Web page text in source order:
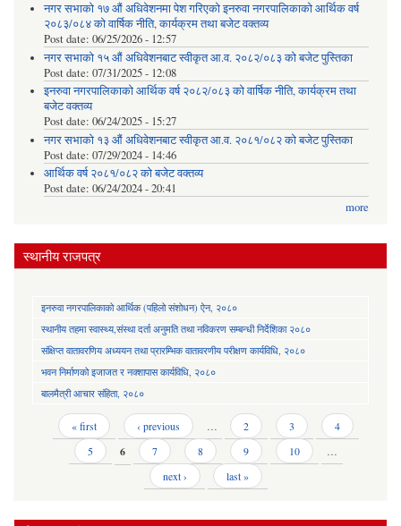
नगर सभाको १७ औं अधिवेशनमा पेश गरिएको इनरुवा नगरपालिकाको आर्थिक वर्ष
२०८३/०८४ को वार्षिक नीति, कार्यक्रम तथा बजेट वक्तव्य
Post date: 06/25/2026 - 12:57
नगर सभाको १५ औं अधिवेशनबाट स्वीकृत आ.व. २०८२/०८३ को बजेट पुस्तिका
Post date: 07/31/2025 - 12:08
इनरुवा नगरपालिकाको आर्थिक वर्ष २०८२/०८३ को वार्षिक नीति, कार्यक्रम तथा
बजेट वक्तव्य
Post date: 06/24/2025 - 15:27
नगर सभाको १३ औं अधिवेशनबाट स्वीकृत आ.व. २०८१/०८२ को बजेट पुस्तिका
Post date: 07/29/2024 - 14:46
आर्थिक वर्ष २०८१/०८२ को बजेट वक्तव्य
Post date: 06/24/2024 - 20:41
more
स्थानीय राजपत्र
इनरुवा नगरपालिकाको आर्थिक (पहिलो संशोधन) ऐन, २०८०
स्थानीय तहमा स्वास्थ्य,संस्था दर्ता अनुमति तथा नविकरण सम्बन्धी निर्देशिका २०८०
संक्षिप्त वातावरणिय अध्ययन तथा प्रारम्भिक वातावरणीय परीक्षण कार्यविधि, २०८०
भवन निर्माणको इजाजत र नक्शापास कार्यविधि, २०८०
बालमैत्री आचार संहिता, २०८०
Pages « first ‹ previous … 2 3
4
5
6 7 8 9 10
…
next ›
last »